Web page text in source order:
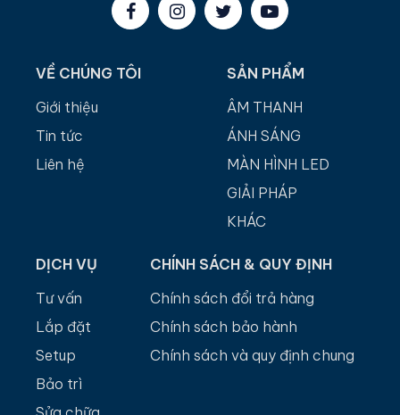
VỀ CHÚNG TÔI
Giới thiệu
Tin tức
Liên hệ
SẢN PHẨM
ÂM THANH
ÁNH SÁNG
MÀN HÌNH LED
GIẢI PHÁP
KHÁC
DỊCH VỤ
Tư vấn
Lắp đặt
Setup
Bảo trì
CHÍNH SÁCH & QUY ĐỊNH
Chính sách đổi trả hàng
Chính sách bảo hành
Chính sách và quy định chung